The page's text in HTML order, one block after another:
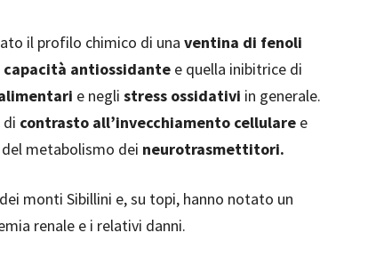
il profilo chimico di una ventina di fenoli
capacità antiossidante e quella inibitrice di
e negli stress ossidativi in generale.
contrasto all’invecchiamento cellulare e
metabolismo dei neurotrasmettitori.
monti Sibillini e, su topi, hanno notato un
renale e i relativi danni.